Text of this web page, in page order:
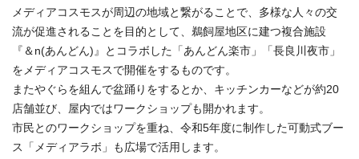
メディアコスモスが周辺の地域と繋がることで、多様な人々の交
流が促進されることを目的として、鵜飼屋地区に建つ複合施設
『＆n(あんどん)』とコラボした「あんどん楽市」「長良川夜市」
をメディアコスモスで開催をするものです。
またやぐらを組んで盆踊りをするとか、キッチンカーなどが約20
店舗並び、屋内ではワークショップも開かれます。
市民とのワークショップを重ね、令和5年度に制作した可動式ブー
ス「メディアラボ」も広場で活用します。